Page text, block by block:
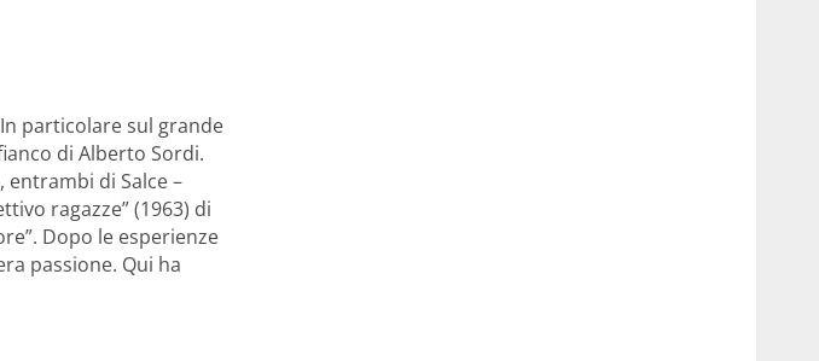
particolare sul grande
di Alberto Sordi.
entrambi di Salce –
ragazze” (1963) di
Dopo le esperienze
passione. Qui ha